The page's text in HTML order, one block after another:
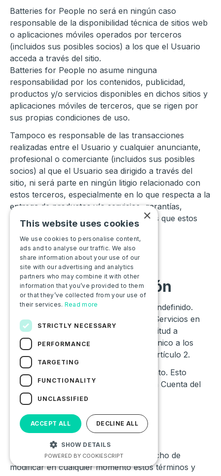
Batteries for People no será en ningún caso
responsable de la disponibilidad técnica de sitios web
o aplicaciones móviles operados por terceros
(incluidos sus posibles socios) a los que el Usuario
acceda a través del sitio.
Batteries for People no asume ninguna
responsabilidad por los contenidos, publicidad,
productos y/o servicios disponibles en dichos sitios y
aplicaciones móviles de terceros, que se rigen por
sus propias condiciones de uso.
Tampoco es responsable de las transacciones
realizadas entre el Usuario y cualquier anunciante,
profesional o comerciante (incluidos sus posibles
socios) al que el Usuario sea dirigido a través del
sitio, ni será parte en ningún litigio relacionado con
estos terceros, especialmente en lo que respecta a la
entrega de productos y/o servicios, garantías,
declaraciones y otras obligaciones a las que estos
17. Duración de los
Servicios, cancelación
Los Servicios se contratan por tiempo indefinido.
El Usuario puede darse de baja de los Servicios en
cualquier momento, enviando una solicitud a
Batteries for People por correo electrónico a los
datos de contacto mencionados en el artículo 2.
La cancelación será efectiva de inmediato. Esto
llevará a la eliminación automática de la Cuenta del
Usuario.
18. Modificaciones
Batteries for People se reserva el derecho de
modificar en cualquier momento estos términos y
×
This website uses cookies
We use cookies to personalise content,
ads and to analyse our traffic. We also
share information about your use of our
site with our advertising and analytics
partners who may combine it with other
information that you’ve provided to them
or that they’ve collected from your use of
their services. Read more
STRICTLY NECESSARY
PERFORMANCE
TARGETING
FUNCTIONALITY
UNCLASSIFIED
ACCEPT ALL DECLINE ALL
SHOW DETAILS
POWERED BY COOKIESCRIPT